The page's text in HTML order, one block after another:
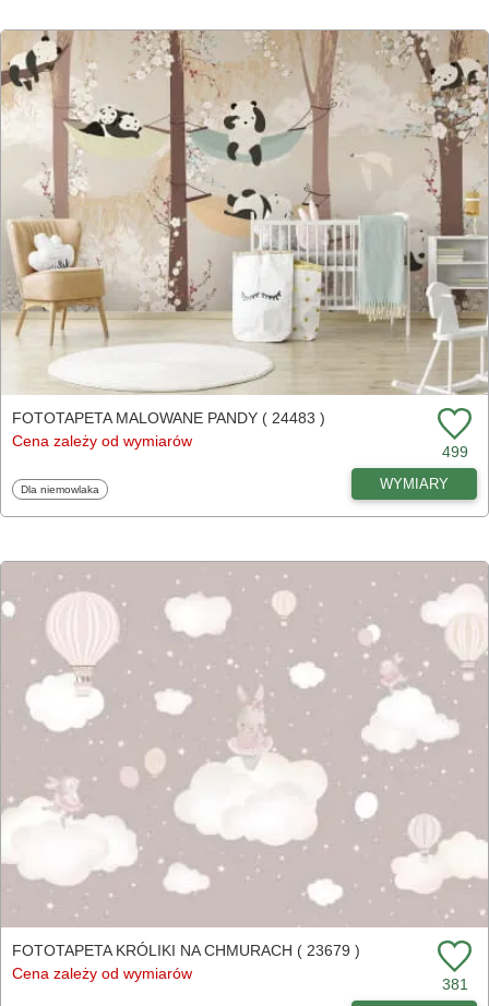
FOTOTAPETA MALOWANE PANDY ( 24483 )
Cena zależy od wymiarów
499
Fototapety
Dla niemowlaka WYMIARY
FOTOTAPETA KRÓLIKI NA CHMURACH ( 23679 )
Cena zależy od wymiarów
381